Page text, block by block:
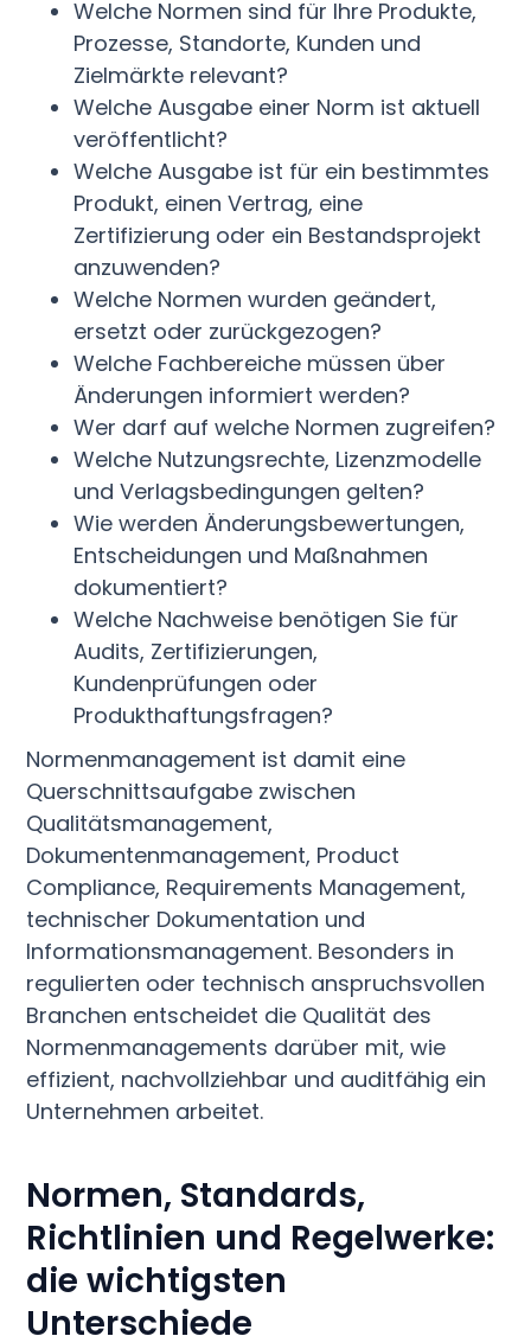
Welche Normen sind für Ihre Produkte,
Prozesse, Standorte, Kunden und
Zielmärkte relevant?
Welche Ausgabe einer Norm ist aktuell
veröffentlicht?
Welche Ausgabe ist für ein bestimmtes
Produkt, einen Vertrag, eine
Zertifizierung oder ein Bestandsprojekt
anzuwenden?
Welche Normen wurden geändert,
ersetzt oder zurückgezogen?
Welche Fachbereiche müssen über
Änderungen informiert werden?
Wer darf auf welche Normen zugreifen?
Welche Nutzungsrechte, Lizenzmodelle
und Verlagsbedingungen gelten?
Wie werden Änderungsbewertungen,
Entscheidungen und Maßnahmen
dokumentiert?
Welche Nachweise benötigen Sie für
Audits, Zertifizierungen,
Kundenprüfungen oder
Produkthaftungsfragen?
Normenmanagement ist damit eine
Querschnittsaufgabe zwischen
Qualitätsmanagement,
Dokumentenmanagement, Product
Compliance, Requirements Management,
technischer Dokumentation und
Informationsmanagement. Besonders in
regulierten oder technisch anspruchsvollen
Branchen entscheidet die Qualität des
Normenmanagements darüber mit, wie
effizient, nachvollziehbar und auditfähig ein
Unternehmen arbeitet.
Normen, Standards,
Richtlinien und Regelwerke:
die wichtigsten
Unterschiede